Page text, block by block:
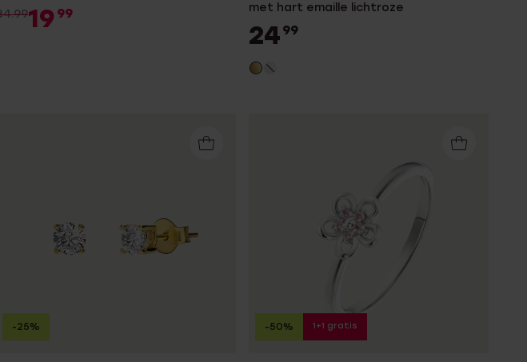
19 99
met hart emaille lichtroze
24 99
-25% -50% 1+1 gratis